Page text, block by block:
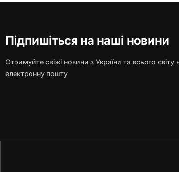
Підпишіться на наші новини
Отримуйте свіжі новини з України та всього світу
електронну пошту